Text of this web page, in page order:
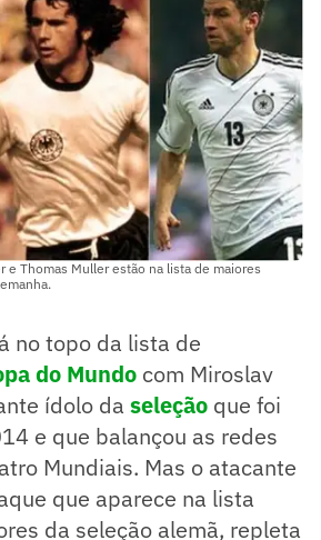
e Thomas Muller estão na lista de maiores
no topo da lista de
do Mundo com Miroslav
ídolo da seleção que foi
e que balançou as redes
Mundiais. Mas o atacante
que aparece na lista
da seleção alemã, repleta